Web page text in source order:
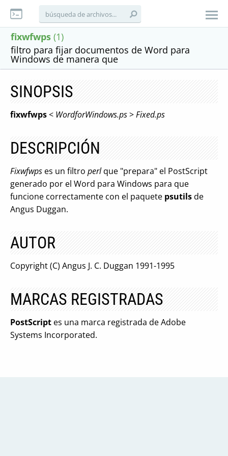
fixwfwps (1)
filtro para fijar documentos de Word para
Windows de manera que
SINOPSIS
fixwfwps< WordforWindows.ps>Fixed.ps
DESCRIPCIÓN
Fixwfwps es un filtro perlque "prepara" el PostScript
generado por el Word para Windows para que
funcione correctamente con el paquete psutilsde
Angus Duggan.
AUTOR
Copyright (C) Angus J. C. Duggan 1991-1995
MARCAS REGISTRADAS
PostScript es una marca registrada de Adobe
Systems Incorporated.